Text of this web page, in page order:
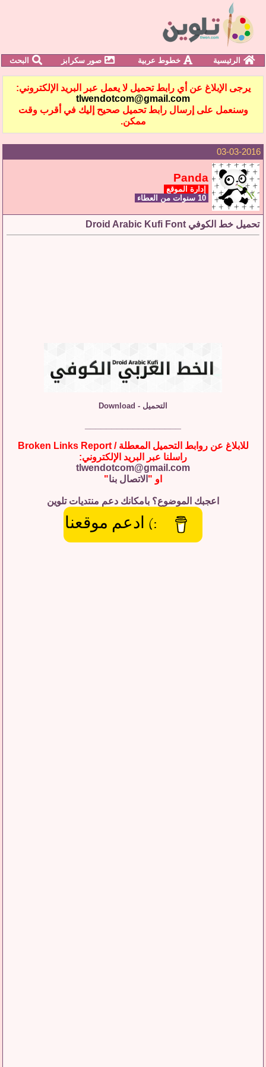
الرئيسية خطوط عربية صور سكرابز البحث
يرجى الإبلاغ عن أي رابط تحميل لا يعمل عبر البريد الإلكتروني:
tlwendotcom@gmail.com
وسنعمل على إرسال رابط تحميل صحيح إليك في أقرب وقت
ممكن.
03-03-2016
Panda
إدارة الموقع
تحميل خط الكوفي Droid Arabic Kufi Font
التحميل - Download
للابلاغ عن روابط التحميل المعطلة / Broken Links Report
راسلنا عبر البريد الإلكتروني:
tlwendotcom@gmail.com
او " الاتصال بنا"
اعجبك الموضوع؟ بامكانك دعم منتديات تلوين
:) ادعم موقعنا